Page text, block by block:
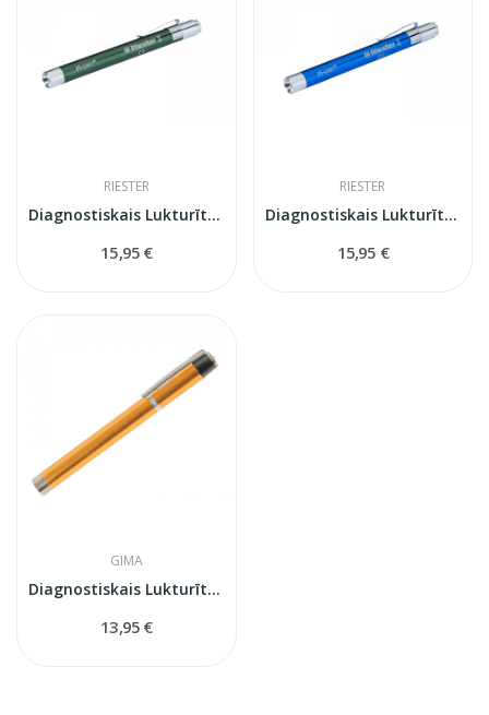
RIESTER
Diagnostiskais Lukturītis Ri-pen Riester
15,95 €
RIESTER
Diagnostiskais Lukturītis Ri-pen Riester
15,95 €
GIMA
Diagnostiskais Lukturītis Omega
13,95 €